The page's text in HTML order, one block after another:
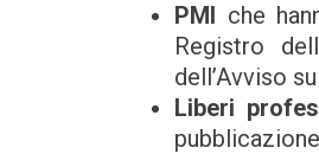
PMI che
Registro
dell’Avviso
Liberi